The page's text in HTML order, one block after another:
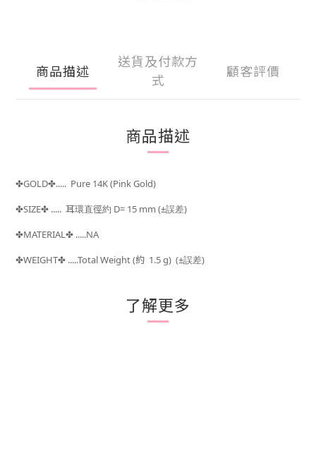
商品描述
送貨及付款方
式
顧客評價
商品描述
✤GOLD✤..... Pure 14K (Pink Gold)
✤SIZE✤ ..... 耳環直徑約 D= 15 mm (±誤差)
✤MATERIAL✤ .....NA
✤WEIGHT✤ .....Total Weight (約 1.5g) (±誤差)
了解更多